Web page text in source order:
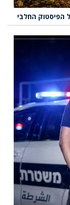
הפיסטוק החלבי